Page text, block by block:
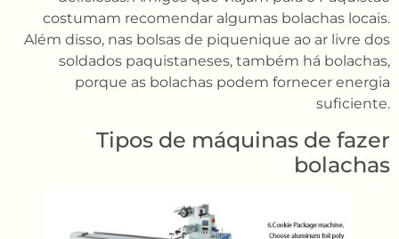
costumam recomendar algumas bolachas locais.
Além disso, nas bolsas de piquenique ao ar livre dos
soldados paquistaneses, também há bolachas,
porque as bolachas podem fornecer energia
suficiente.
Tipos de máquinas de fazer
bolachas